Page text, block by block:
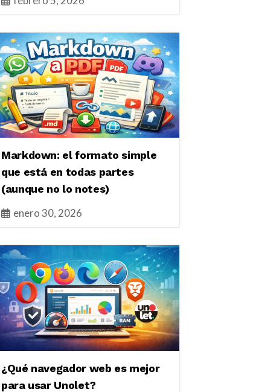
Markdown: el formato simple
que está en todas partes
(aunque no lo notes)
enero 30, 2026
¿Qué navegador web es mejor
para usar Unolet?